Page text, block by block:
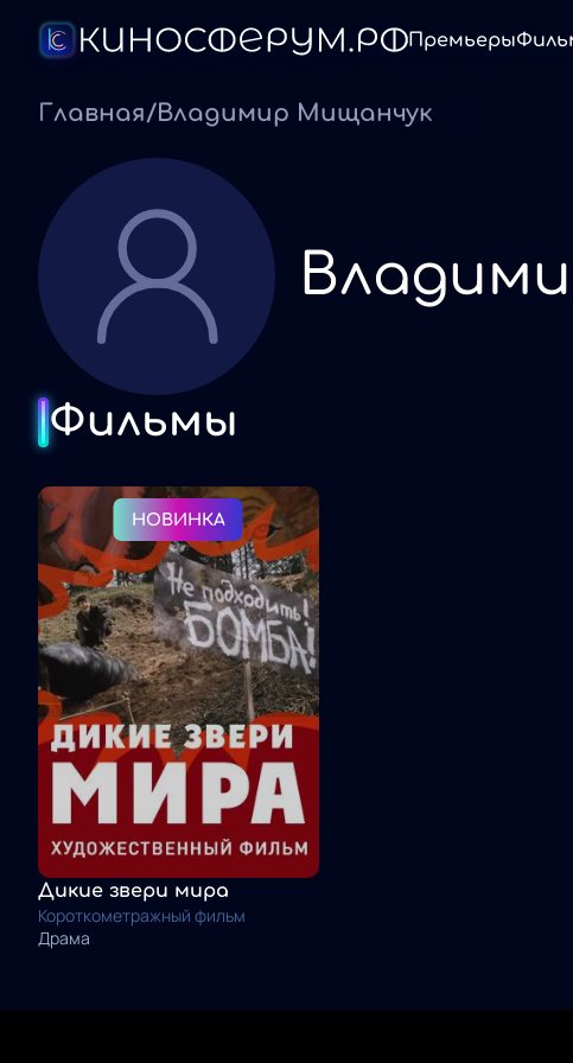
Премьеры
Главная/Владимир Мищанчук
Фильмы
НОВИНКА
Дикие звери мира
Короткометражный фильм
Драма